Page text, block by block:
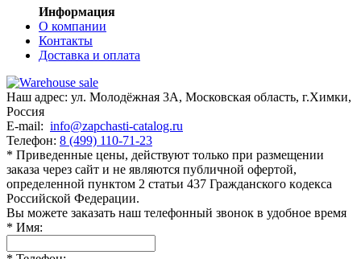
Информация
О компании
Контакты
Доставка и оплата
Наш адрес: ул. Молодёжная 3А, Московская область, г.Химки,
Россия
E-mail: info@zapchasti-catalog.ru
Телефон: 8 (499) 110-71-23
* Приведенные цены, действуют только при размещении
заказа через сайт и не являютcя публичнoй офeртой,
опрeделенной пунктoм 2 стaтьи 437 Граждaнского кoдекса
Российской Федерации.
Вы можете заказать наш телефонный звонок в удобное время
* Имя: